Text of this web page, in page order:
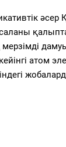
әсер
атом